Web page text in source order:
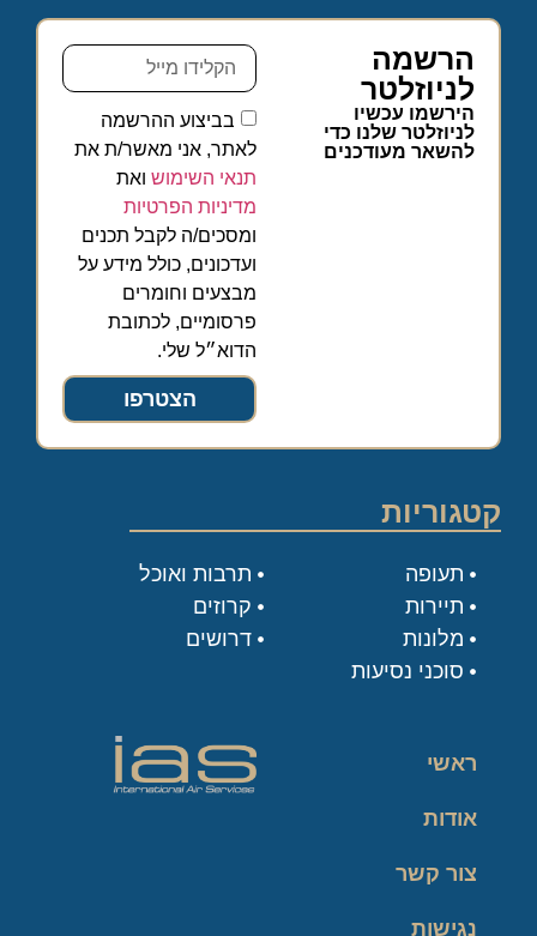
הרשמה
לניוזלטר
הירשמו עכשיו
לניוזלטר שלנו כדי
להשאר מעודכנים
בביצוע ההרשמה
לאתר, אני מאשר/ת את
תנאי השימוש ואת
מדיניות הפרטיות
ומסכים/ה לקבל תכנים
ועדכונים, כולל מידע על
מבצעים וחומרים
פרסומיים, לכתובת
הדוא״ל שלי.
הצטרפו
קטגוריות
תעופה
תיירות
מלונות
סוכני נסיעות
תרבות ואוכל
קרוזים
דרושים
ראשי
אודות
צור קשר
נגישות